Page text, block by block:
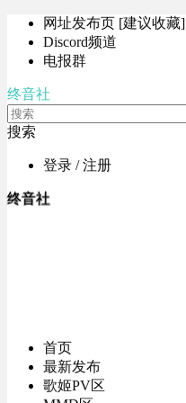
网址发布页 [建议收藏]
Discord频道
电报群
终音社
搜索
登录 / 注册
终音社
首页
最新发布
歌姬PV区